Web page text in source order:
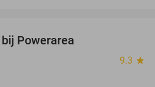
Powerarea
9.3 star